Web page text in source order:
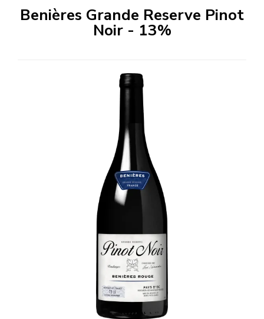
oBenières Grande Reserve Pinot
Noir - 13%